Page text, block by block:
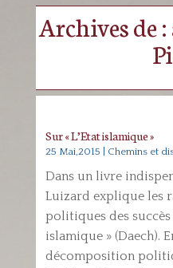
Archives de :
Sur « L’Etat islamique »
25 Mai,2015 Chemins et
Dans un livre
Luizard explique les
politiques des
islamique » (Daech).
décomposition